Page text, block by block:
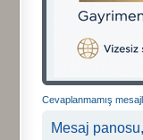
Cevaplanmamış
Mesaj